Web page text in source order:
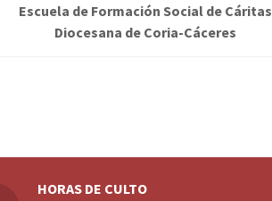
Escuela de Formación Social de Cáritas
Diocesana de Coria-Cáceres
HORAS DE CULTO